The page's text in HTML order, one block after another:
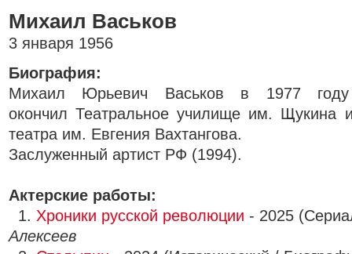
Михаил Васьков
3 января 1956
Биография:
Михаил Юрьевич Васьков в 1977 году
окончил Театральное училище им. Щукина
театра им. Евгения Вахтангова.
Заслуженный артист РФ (1994).
Актерские работы:
1. Хроники русской революции - 2025
Алексеев